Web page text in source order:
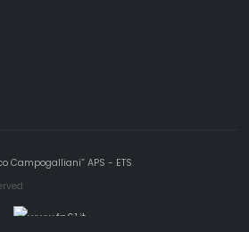
Campogalliani” APS - ETS.